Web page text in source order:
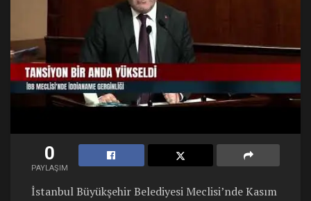
0
PAYLAŞIM
İstanbul Büyükşehir Belediyesi Meclisi’nde Kasım